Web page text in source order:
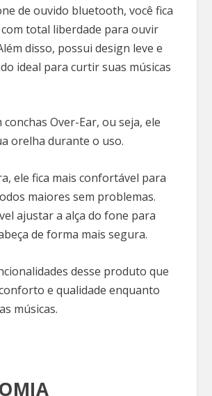
de ouvido bluetooth, você fica
total liberdade para ouvir
disso, possui design leve e
ideal para curtir suas músicas
conchas Over-Ear, ou seja, ele
orelha durante o uso.
ele fica mais confortável para
maiores sem problemas.
ajustar a alça do fone para
de forma mais segura.
desse produto que
e qualidade enquanto
músicas.